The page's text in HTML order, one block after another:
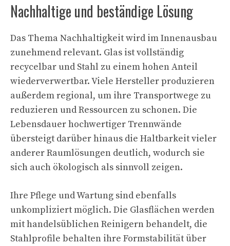
Nachhaltige und beständige Lösung
Das Thema Nachhaltigkeit wird im Innenausbau
zunehmend relevant. Glas ist vollständig
recycelbar und Stahl zu einem hohen Anteil
wiederverwertbar. Viele Hersteller produzieren
außerdem regional, um ihre Transportwege zu
reduzieren und Ressourcen zu schonen. Die
Lebensdauer hochwertiger Trennwände
übersteigt darüber hinaus die Haltbarkeit vieler
anderer Raumlösungen deutlich, wodurch sie
sich auch ökologisch als sinnvoll zeigen.
Ihre Pflege und Wartung sind ebenfalls
unkompliziert möglich. Die Glasflächen werden
mit handelsüblichen Reinigern behandelt, die
Stahlprofile behalten ihre Formstabilität über